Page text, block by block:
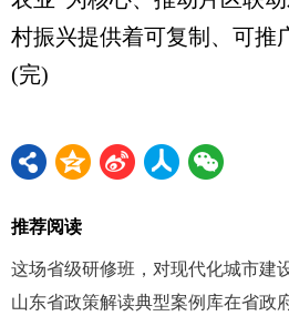
村振兴提供着可复制、可推
(完)
推荐阅读
这场省级研修班，对现代化城市建
山东省政策解读典型案例库在省政